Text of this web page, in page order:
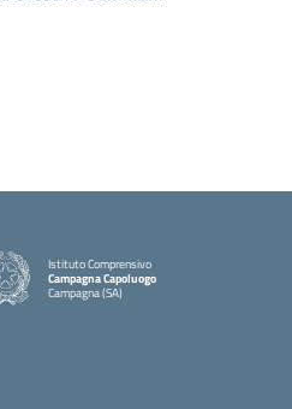
Istituto Comprensivo
Campagna Capoluogo
Campagna (SA)